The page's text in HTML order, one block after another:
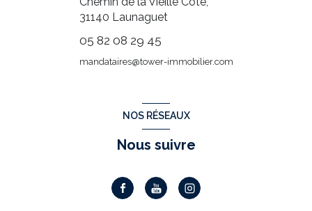
31140 Launaguet
05 82 08 29 45
mandataires@tower-immobilier.com
NOS RÉSEAUX
Nous suivre